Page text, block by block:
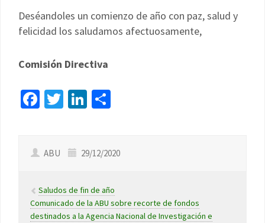
Deséandoles un comienzo de año con paz, salud y
felicidad los saludamos afectuosamente,
Comisión Directiva
Facebook
TwitterLinkedIn
ABU 29/12/2020
Saludos de fin de año
Comunicado de la ABU sobre recorte de fondos
destinados a la Agencia Nacional de Investigación e